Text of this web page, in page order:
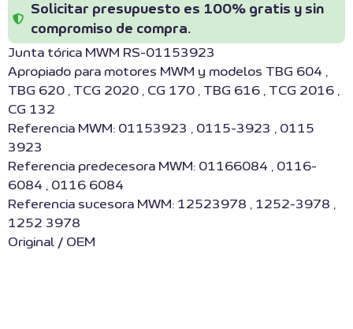
Solicitar presupuesto es 100% gratis y sin
compromiso de compra.
Junta tórica MWM RS-01153923
Apropiado para motores MWM y modelos TBG 604 ,
TBG 620 , TCG 2020 , CG 170 , TBG 616 , TCG 2016 ,
CG 132
Referencia MWM: 01153923 , 0115-3923 , 0115
3923
Referencia predecesora MWM: 01166084 , 0116-
6084 , 0116 6084
Referencia sucesora MWM: 12523978 , 1252-3978 ,
1252 3978
Original / OEM